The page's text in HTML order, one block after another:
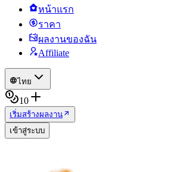
หน้าแรก
ราคา
ผลงานของฉัน
Affiliate
ไทย
10
เริ่มสร้างผลงาน
เข้าสู่ระบบ